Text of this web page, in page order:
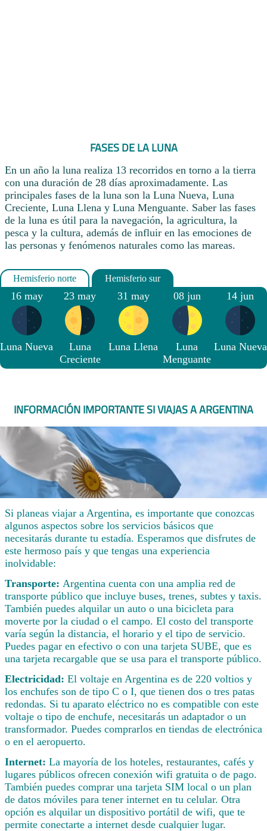
FASES DE LA LUNA
En un año la luna realiza 13 recorridos en torno a la tierra
con una duración de 28 días aproximadamente. Las
principales fases de la luna son la Luna Nueva, Luna
Creciente, Luna Llena y Luna Menguante. Saber las fases
de la luna es útil para la navegación, la agricultura, la
pesca y la cultura, además de influir en las emociones de
las personas y fenómenos naturales como las mareas.
16 may
Luna Nueva
23 may
Luna
Creciente
31 may
Luna Llena
08 jun
Luna
Menguante
14 jun
Luna Nueva
INFORMACIÓN IMPORTANTE SI VIAJAS A ARGENTINA
Si planeas viajar a Argentina, es importante que conozcas
algunos aspectos sobre los servicios básicos que
necesitarás durante tu estadía. Esperamos que disfrutes de
este hermoso país y que tengas una experiencia
inolvidable:
Transporte: Argentina cuenta con una amplia red de
transporte público que incluye buses, trenes, subtes y taxis.
También puedes alquilar un auto o una bicicleta para
moverte por la ciudad o el campo. El costo del transporte
varía según la distancia, el horario y el tipo de servicio.
Puedes pagar en efectivo o con una tarjeta SUBE, que es
una tarjeta recargable que se usa para el transporte público.
Electricidad: El voltaje en Argentina es de 220 voltios y
los enchufes son de tipo C o I, que tienen dos o tres patas
redondas. Si tu aparato eléctrico no es compatible con este
voltaje o tipo de enchufe, necesitarás un adaptador o un
transformador. Puedes comprarlos en tiendas de electrónica
o en el aeropuerto.
Internet: La mayoría de los hoteles, restaurantes, cafés y
lugares públicos ofrecen conexión wifi gratuita o de pago.
También puedes comprar una tarjeta SIM local o un plan
de datos móviles para tener internet en tu celular. Otra
opción es alquilar un dispositivo portátil de wifi, que te
permite conectarte a internet desde cualquier lugar.